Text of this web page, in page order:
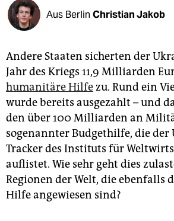
fragen & hilfe
abo
genossenschaft
epaper login
Aus Berlin Christian Jakob
Andere Staaten sicherten der
Jahr des Kriegs 11,9 Milliarden
humanitäre Hilfezu. Rund ein
wurde bereits ausgezahlt – und
den über 100 Milliarden an
sogenannter Budgethilfe, die der
Tracker des Instituts für
auflistet. Wie sehr geht dies
Regionen der Welt, die ebenfalls
Hilfe angewiesen sind?